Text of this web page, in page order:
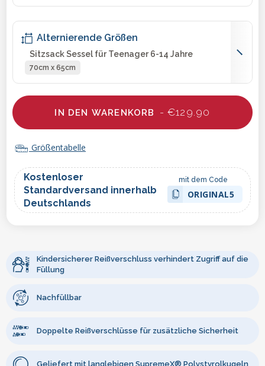
Alternierende Größen
Sitzsack Sessel für Teenager 6-14 Jahre
70cm x 65cm
IN DEN WARENKORB - €129.90
Größentabelle
Kostenloser
Standardversand innerhalb
Deutschlands
mit dem Code
ORIGINAL5
Kindersicherer Reißverschluss verhindert Zugriff auf die
Füllung
Nachfüllbar
Doppelte Reißverschlüsse für zusätzliche Sicherheit
Geliefert mit langlebigen SupremeX® Polystyrolkugeln